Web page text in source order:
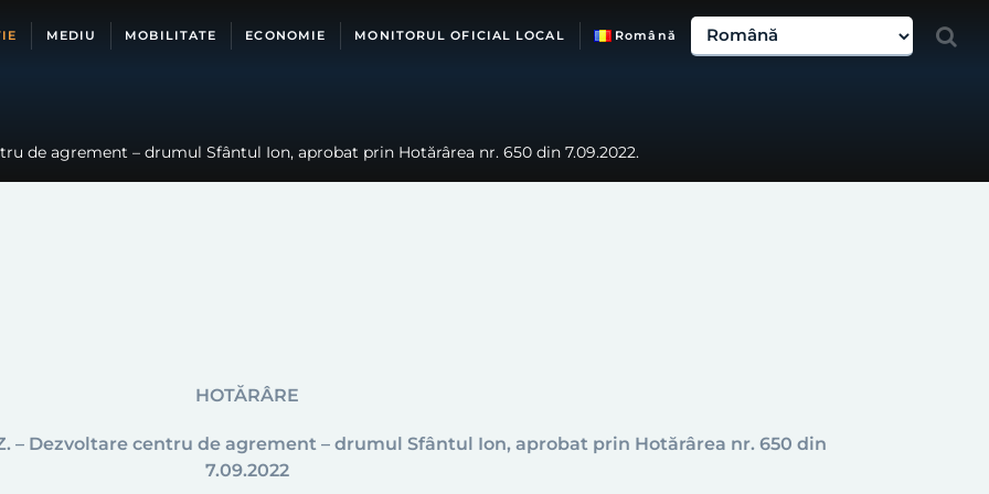
MEDIU MOBILITATE ECONOMIE MONITORUL OFICIAL LOCAL Română
de agrement – drumul Sfântul Ion, aprobat prin Hotărârea nr. 650 din 7.09.2022.
HOTĂRÂRE
Dezvoltare centru de agrement – drumul Sfântul Ion, aprobat prin Hotărârea nr. 650 din
7.09.2022